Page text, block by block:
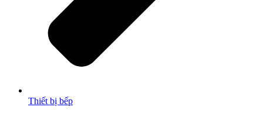
Thiết bị bếp